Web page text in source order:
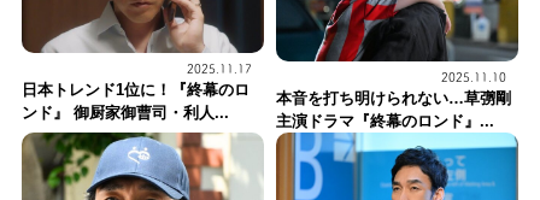
2025.11.17
日本トレンド1位に！『終幕のロ
ンド』 御厨家御曹司・利人...
2025.11.10
本音を打ち明けられない…草彅剛
主演ドラマ『終幕のロンド』...